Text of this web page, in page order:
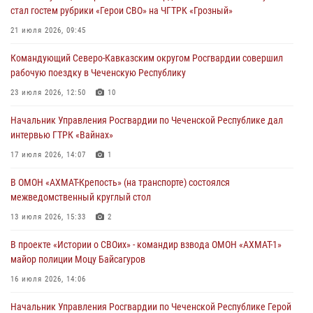
23 июля 2026, 12:50
Военнослужащий Управления Росгвардии по Чеченской Республике
21 июля 2026, 09:45
В ДНР росгвардейцы уничтожили около 80 вражеских
19 июля 2026, 13:50
В Грозном Росгвардия обеспечила безопасность конно-спортивных
18 июля 2026, 13:46
стал гостем рубрики «Герои СВО» на ЧГТРК «Грозный»
21 июля 2026, 09:45
Командующий Северо-Кавказским округом Росгвардии совершил
рабочую поездку в Чеченскую Республику
23 июля 2026, 12:50 10
Начальник Управления Росгвардии по Чеченской Республике дал
интервью ГТРК «Вайнах»
17 июля 2026, 14:07 1
В ОМОН «АХМАТ-Крепость» (на транспорте) состоялся
межведомственный круглый стол
13 июля 2026, 15:33 2
В проекте «Истории о СВОих» - командир взвода ОМОН «АХМАТ-1»
майор полиции Моцу Байсагуров
16 июля 2026, 14:06
Начальник Управления Росгвардии по Чеченской Республике Герой